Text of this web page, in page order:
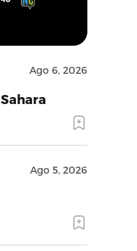
Ago 6, 2026
Ago 5, 2026